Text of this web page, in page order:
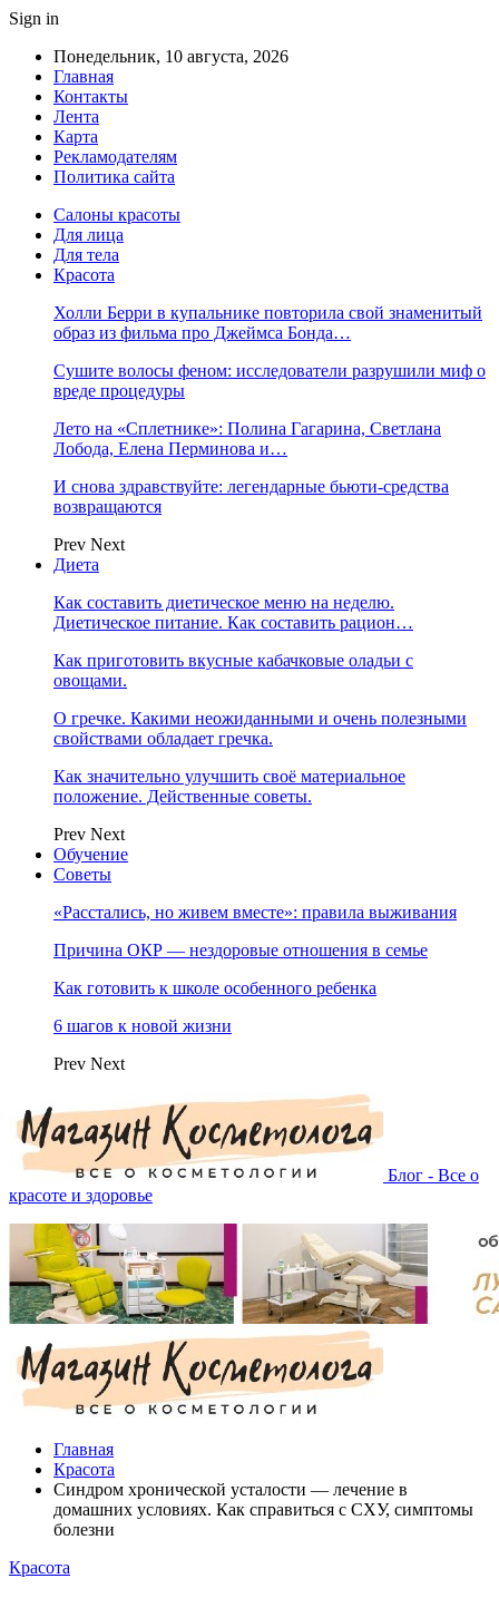
Sign in
Понедельник, 10 августа, 2026
Главная
Контакты
Лента
Карта
Рекламодателям
Политика сайта
Салоны красоты
Для лица
Для тела
Красота
Холли Берри в купальнике повторила свой знаменитый
образ из фильма про Джеймса Бонда…
Сушите волосы феном: исследователи разрушили миф о
вреде процедуры
Лето на «Сплетнике»: Полина Гагарина, Светлана
Лобода, Елена Перминова и…
И снова здравствуйте: легендарные бьюти-средства
возвращаются
Prev Next
Диета
Как составить диетическое меню на неделю.
Диетическое питание. Как составить рацион…
Как приготовить вкусные кабачковые оладьи с
овощами.
О гречке. Какими неожиданными и очень полезными
свойствами обладает гречка.
Как значительно улучшить своё материальное
положение. Действенные советы.
Prev Next
Обучение
Советы
«Расстались, но живем вместе»: правила выживания
Причина ОКР — нездоровые отношения в семье
Как готовить к школе особенного ребенка
6 шагов к новой жизни
Prev Next
Блог - Все о
красоте и здоровье
Главная
Красота
Синдром хронической усталости — лечение в
домашних условиях. Как справиться с СХУ, симптомы
болезни
Красота